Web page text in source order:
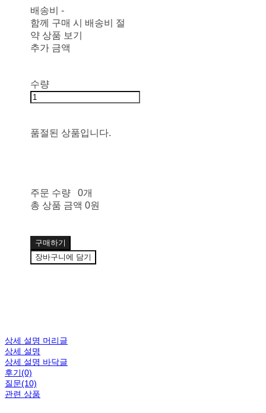
배송비-
함께 구매 시 배송비 절
약 상품 보기
추가 금액
수량
품절된 상품입니다.
주문 수량
0개
총 상품 금액 0원
구매하기
장바구니에 담기
상세 설명 머리글
상세 설명
상세 설명 바닥글
후기(0)
질문(10)
관련 상품